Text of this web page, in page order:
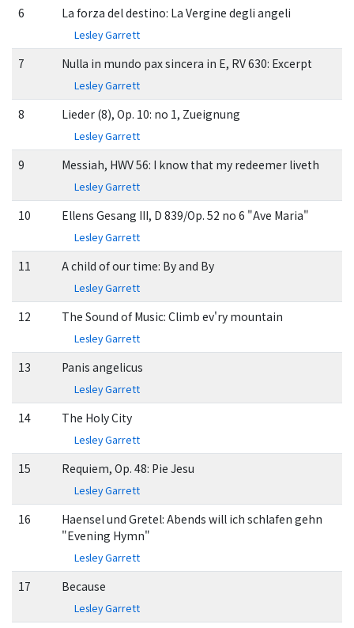
6 La forza del destino: La Vergine degli angeli
Lesley Garrett
7 Nulla in mundo pax sincera in E, RV 630: Excerpt
Lesley Garrett
8 Lieder (8), Op. 10: no 1, Zueignung
Lesley Garrett
9 Messiah, HWV 56: I know that my redeemer liveth
Lesley Garrett
10 Ellens Gesang III, D 839/Op. 52 no 6 "Ave Maria"
Lesley Garrett
11 A child of our time: By and By
Lesley Garrett
12 The Sound of Music: Climb ev'ry mountain
Lesley Garrett
13 Panis angelicus
Lesley Garrett
14 The Holy City
Lesley Garrett
15 Requiem, Op. 48: Pie Jesu
Lesley Garrett
16
Haensel und Gretel: Abends will ich schlafen gehn
"Evening Hymn"
Lesley Garrett
17 Because
Lesley Garrett